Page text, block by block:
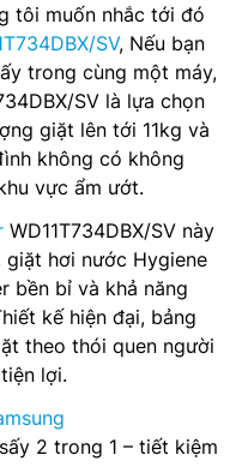
tôi muốn nhắc tới đó
SV, Nếu bạn
trong cùng một máy,
SV là lựa chọn
giặt lên tới 11kg và
không có không
vực ẩm ướt.
WD11T734DBX/SV này
hơi nước Hygiene
bền bỉ và khả năng
kế hiện đại, bảng
theo thói quen người
lợi.
2 trong 1 – tiết kiệm